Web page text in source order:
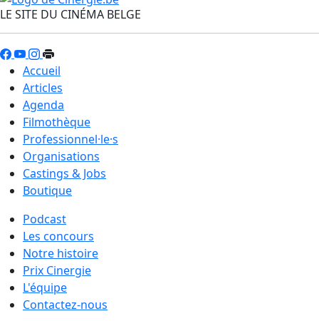
LE SITE DU CINÉMA BELGE
Accueil
Articles
Agenda
Filmothèque
Professionnel·le·s
Organisations
Castings & Jobs
Boutique
Podcast
Les concours
Notre histoire
Prix Cinergie
L'équipe
Contactez-nous